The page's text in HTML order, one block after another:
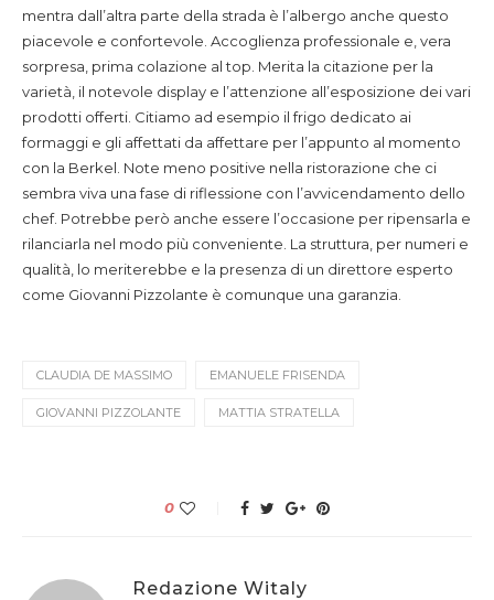
mentra dall’altra parte della strada è l’albergo anche questo
piacevole e confortevole. Accoglienza professionale e, vera
sorpresa, prima colazione al top. Merita la citazione per la
varietà, il notevole display e l’attenzione all’esposizione dei vari
prodotti offerti. Citiamo ad esempio il frigo dedicato ai
formaggi e gli affettati da affettare per l’appunto al momento
con la Berkel. Note meno positive nella ristorazione che ci
sembra viva una fase di riflessione con l’avvicendamento dello
chef. Potrebbe però anche essere l’occasione per ripensarla e
rilanciarla nel modo più conveniente. La struttura, per numeri e
qualità, lo meriterebbe e la presenza di un direttore esperto
come Giovanni Pizzolante è comunque una garanzia.
CLAUDIA DE MASSIMO EMANUELE FRISENDA
GIOVANNI PIZZOLANTE MATTIA STRATELLA
0
Redazione Witaly